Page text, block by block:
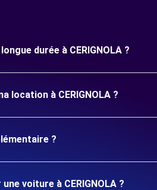
durée à CERIGNOLA ?
location à CERIGNOLA ?
?
voiture à CERIGNOLA ?